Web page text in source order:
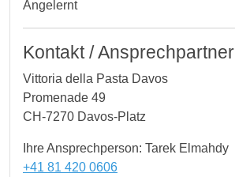
Angelernt
Kontakt / Ansprechpartner
Vittoria della Pasta Davos
Promenade 49
CH-7270 Davos-Platz
Ihre Ansprechperson: Tarek Elmahdy
+41 81 420 0606